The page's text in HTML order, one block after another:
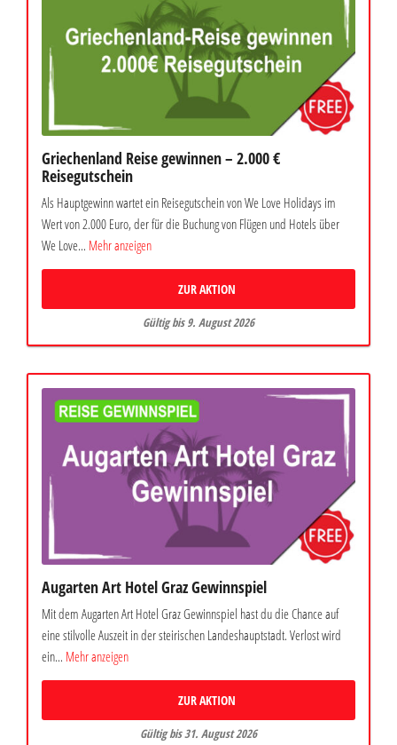
Griechenland Reise gewinnen – 2.000 €
Reisegutschein
Als Hauptgewinn wartet ein Reisegutschein von We Love Holidays im
Wert von 2.000 Euro, der für die Buchung von Flügen und Hotels über
We Love... Mehr anzeigen
ZUR AKTION
Gültig bis 9. August 2026
Augarten Art Hotel Graz Gewinnspiel
Mit dem Augarten Art Hotel Graz Gewinnspiel hast du die Chance auf
eine stilvolle Auszeit in der steirischen Landeshauptstadt. Verlost wird
ein... Mehr anzeigen
ZUR AKTION
Gültig bis 31. August 2026